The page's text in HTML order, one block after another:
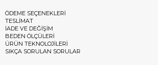
ÖDEME SEÇENEKLERİ
TESLİMAT
İADE VE DEĞİŞİM
BEDEN ÖLÇÜLERİ
ÜRÜN TEKNOLOJİLERİ
SIKÇA SORULAN SORULAR